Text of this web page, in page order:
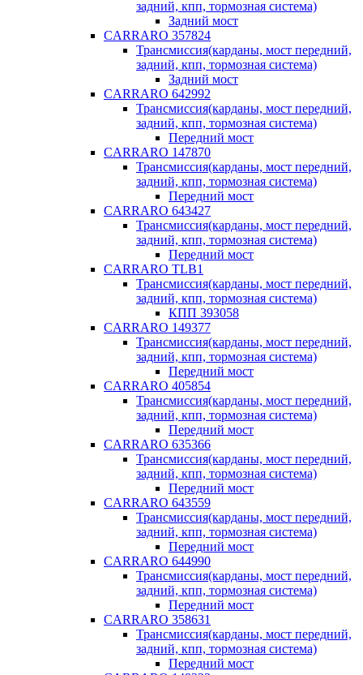
задний, кпп, тормозная система)
Задний мост
CARRARO 357824
Трансмиссия(карданы, мост передний,
задний, кпп, тормозная система)
Задний мост
CARRARO 642992
Трансмиссия(карданы, мост передний,
задний, кпп, тормозная система)
Передний мост
CARRARO 147870
Трансмиссия(карданы, мост передний,
задний, кпп, тормозная система)
Передний мост
CARRARO 643427
Трансмиссия(карданы, мост передний,
задний, кпп, тормозная система)
Передний мост
CARRARO TLB1
Трансмиссия(карданы, мост передний,
задний, кпп, тормозная система)
КПП 393058
CARRARO 149377
Трансмиссия(карданы, мост передний,
задний, кпп, тормозная система)
Передний мост
CARRARO 405854
Трансмиссия(карданы, мост передний,
задний, кпп, тормозная система)
Передний мост
CARRARO 635366
Трансмиссия(карданы, мост передний,
задний, кпп, тормозная система)
Передний мост
CARRARO 643559
Трансмиссия(карданы, мост передний,
задний, кпп, тормозная система)
Передний мост
CARRARO 644990
Трансмиссия(карданы, мост передний,
задний, кпп, тормозная система)
Передний мост
CARRARO 358631
Трансмиссия(карданы, мост передний,
задний, кпп, тормозная система)
Передний мост